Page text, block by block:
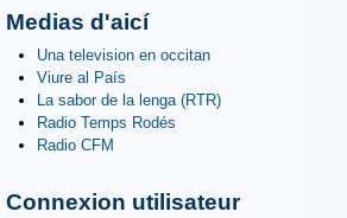
Medias d'aicí
Una television en occitan
Viure al País
La sabor de la lenga (RTR)
Radio Temps Rodés
Radio CFM
Connexion utilisateur